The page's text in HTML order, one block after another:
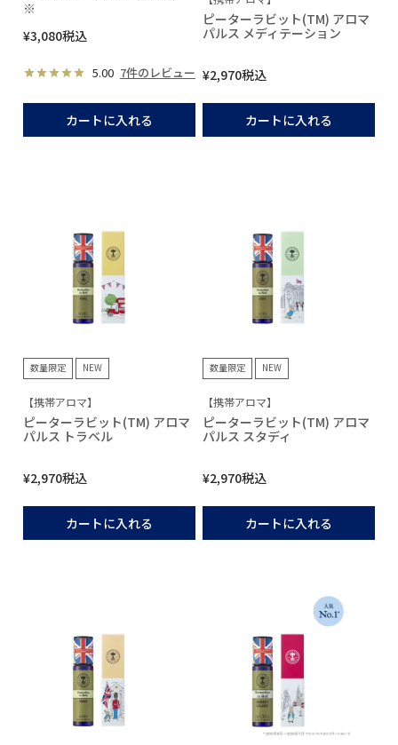
※
¥3,080税込
5.00 7件のレビュー
カートに入れる
ピーターラビット(TM) アロマ
パルス メディテーション
¥2,970税込
カートに入れる
数量限定 NEW
【携帯アロマ】
ピーターラビット(TM) アロマ
パルス トラベル
¥2,970税込
カートに入れる
数量限定 NEW
【携帯アロマ】
ピーターラビット(TM) アロマ
パルス スタディ
¥2,970税込
カートに入れる